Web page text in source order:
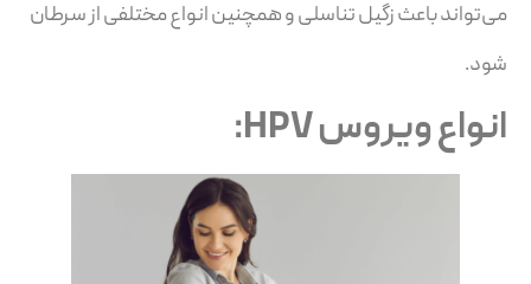
می‌تواند باعث زگیل تناسلی و همچنین انواع مختلفی از سرطان
شود.
انواع ویروس HPV: